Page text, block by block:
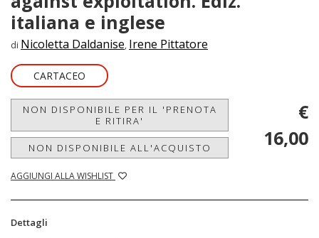
italiana e inglese
di Nicoletta Daldanise, Irene Pittatore
CARTACEO
NON DISPONIBILE PER IL 'PRENOTA
E RITIRA'
NON DISPONIBILE ALL'ACQUISTO
AGGIUNGI ALLA WISHLIST
€
16,00
Dettagli